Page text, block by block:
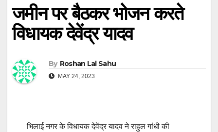
जमीन पर बैठकर भोजन करते
विधायक देवेंद्र यादव
By Roshan Lal Sahu
MAY 24, 2023
भिलाई नगर के विधायक देवेंद्र यादव ने राहुल गांधी की